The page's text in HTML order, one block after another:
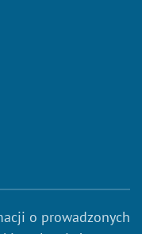
o prowadzonych